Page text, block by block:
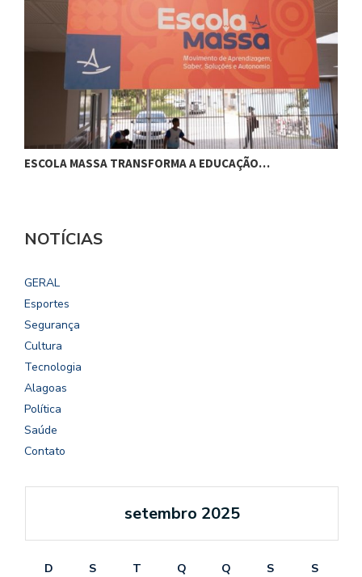
ESCOLA MASSA TRANSFORMA A EDUCAÇÃO…
NOTÍCIAS
GERAL
Esportes
Segurança
Cultura
Tecnologia
Alagoas
Política
Saúde
Contato
setembro 2025
D S T Q Q S
S